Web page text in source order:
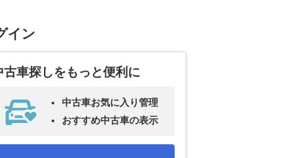
イン
古車探しをもっと便利に
中古車お気に入り管理
おすすめ中古車の表示